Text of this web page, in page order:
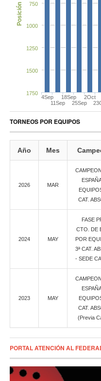
Posición
4Sep
11Sep
18Sep
25Sep
2Oct
1000
750
1250
1500
1750
TORNEOS POR EQUIPOS
Año Mes
2026 MAR
CAT.
2024 MAY
FASE
CTO. DE
POR
3ª CAT.
- SEDE
2023 MAY
CAT.
(Previa
PORTAL ATENCIÓN AL